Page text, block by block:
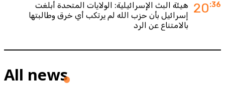
20:36
هيئة البث الإسرائيلية: الولايات المتحدة أبلغت
إسرائيل بأن حزب الله لم يرتكب أي خرق وطالبتها
بالامتناع عن الرد
All news